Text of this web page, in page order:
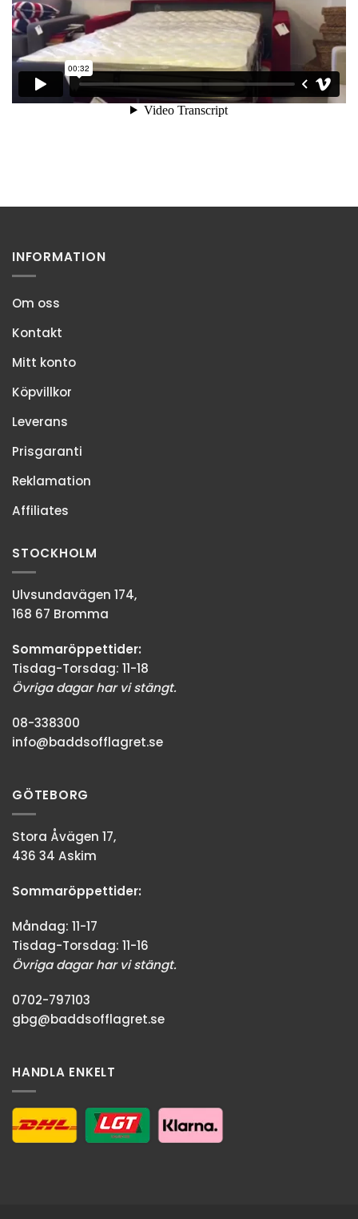
INFORMATION
Om oss
Kontakt
Mitt konto
Köpvillkor
Leverans
Prisgaranti
Reklamation
Affiliates
STOCKHOLM
Ulvsundavägen 174,
168 67 Bromma
Sommaröppettider:
Tisdag-Torsdag: 11-18
Övriga dagar har vi stängt.
08-338300
info@baddsofflagret.se
GÖTEBORG
Stora Åvägen 17,
436 34 Askim
Sommaröppettider:
Måndag: 11-17
Tisdag-Torsdag: 11-16
Övriga dagar har vi stängt.
0702-797103
gbg@baddsofflagret.se
HANDLA ENKELT